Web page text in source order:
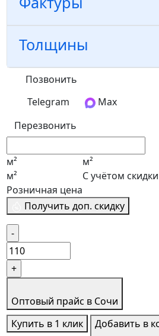
Толщины
Позвонить
Telegram
Max
Перезвонить
м²
м²
Розничная цена
м²
С учётом скидки
Получить доп. скидку
Оптовый прайс в Сочи
Купить в 1 клик
Добавить в